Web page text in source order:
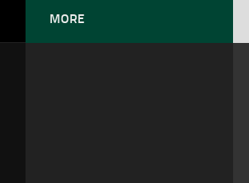
MORE